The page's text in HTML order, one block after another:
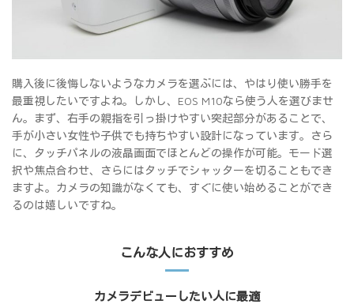
購入後に後悔しないようなカメラを選ぶには、やはり使い勝手を
最重視したいですよね。しかし、EOS M10なら使う人を選びませ
ん。まず、右手の親指を引っ掛けやすい突起部分があることで、
手が小さい女性や子供でも持ちやすい設計になっています。さら
に、タッチパネルの液晶画面でほとんどの操作が可能。モード選
択や焦点合わせ、さらにはタッチでシャッターを切ることもでき
ますよ。カメラの知識がなくても、すぐに使い始めることができ
るのは嬉しいですね。
こんな人におすすめ
カメラデビューしたい人に最適